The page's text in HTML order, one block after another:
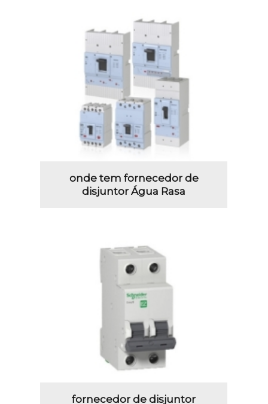
onde tem fornecedor de
disjuntor Água Rasa
fornecedor de disjuntor